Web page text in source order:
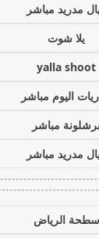
مدريد مباشر
يلا شوت
yalla shoot
اليوم مباشر
مباشر
مدريد مباشر
سطحة الرياض